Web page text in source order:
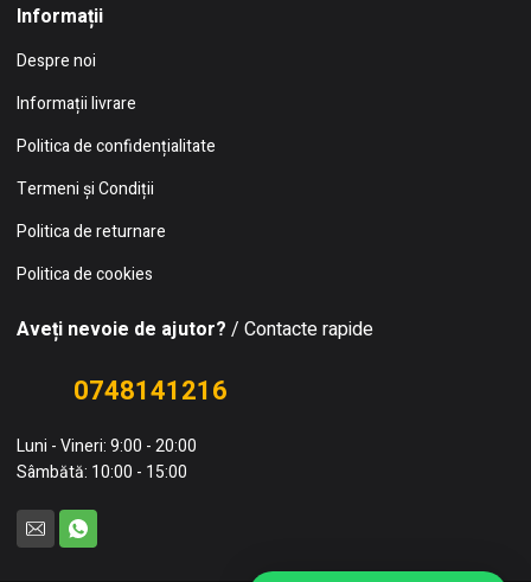
Informații
Despre noi
Informații livrare
Politica de confidențialitate
Termeni și Condiții
Politica de returnare
Politica de cookies
Aveți nevoie de ajutor? / Contacte rapide
0748141216
Luni - Vineri: 9:00 - 20:00
Sâmbătă: 10:00 - 15:00